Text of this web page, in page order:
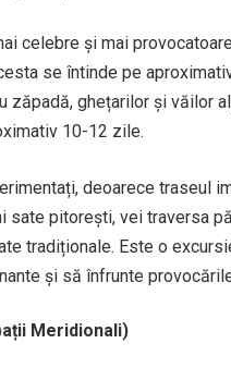
celebre și mai
se întinde pe
ghețarilor și văilor
10-12 zile.
deoarece traseul
pitorești, vei traversa
tradiționale. Este o
și să înfrunte
Meridionali)